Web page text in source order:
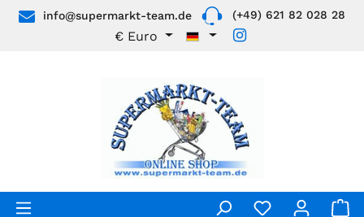
Zum Hauptinhalt springen
info@supermarkt-team.de (+49) 621 82 028 28
€ Euro